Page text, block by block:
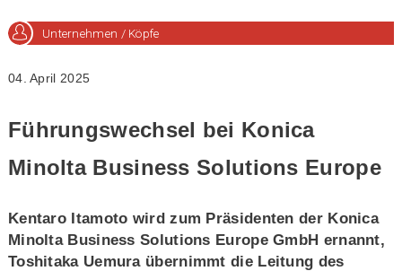
Unternehmen / Köpfe
04. April 2025
Führungswechsel bei Konica
Minolta Business Solutions Europe
Kentaro Itamoto wird zum Präsidenten der Konica
Minolta Business Solutions Europe GmbH ernannt,
Toshitaka Uemura übernimmt die Leitung des